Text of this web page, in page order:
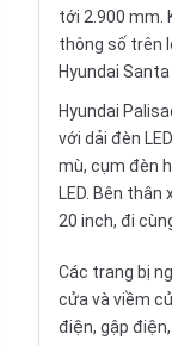
tới 2.900 mm.
thông số trên
Hyundai
Hyundai
với dải đèn
mù, cụm đèn
LED. Bên
20 inch, đi
Các trang bị
cửa và viềm
điện, gập